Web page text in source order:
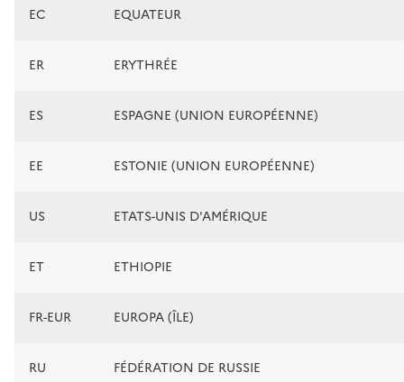
EC EQUATEUR
ER ERYTHRÉE
ES ESPAGNE (UNION EUROPÉENNE)
EE ESTONIE (UNION EUROPÉENNE)
US ETATS-UNIS D'AMÉRIQUE
ET ETHIOPIE
FR-EUR EUROPA (ÎLE)
RU FÉDÉRATION DE RUSSIE